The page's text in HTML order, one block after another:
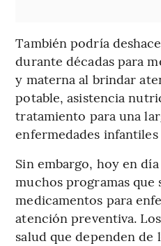
También podría
durante décadas para
y materna al brindar
potable, asistencia
tratamiento para una
enfermedades
Sin embargo, hoy en
muchos programas que
medicamentos para
atención preventiva.
salud que dependen de